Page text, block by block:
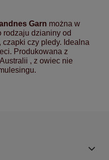
Garn można w
rodzaju dzianiny od
czy pledy. Idealna
Produkowana z
, z owiec nie